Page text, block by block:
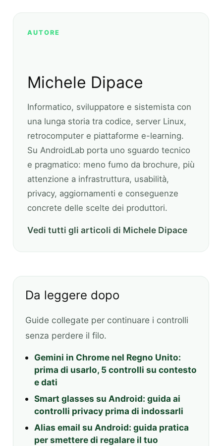
AUTORE
Michele Dipace
Informatico, sviluppatore e sistemista con
una lunga storia tra codice, server Linux,
retrocomputer e piattaforme e-learning.
Su AndroidLab porta uno sguardo tecnico
e pragmatico: meno fumo da brochure, più
attenzione a infrastruttura, usabilità,
privacy, aggiornamenti e conseguenze
concrete delle scelte dei produttori.
Vedi tutti gli articoli di Michele Dipace
Da leggere dopo
Guide collegate per continuare i controlli
senza perdere il filo.
Gemini in Chrome nel Regno Unito:
prima di usarlo, 5 controlli su contesto
e dati
Smart glasses su Android: guida ai
controlli privacy prima di indossarli
Alias email su Android: guida pratica
per smettere di regalare il tuo